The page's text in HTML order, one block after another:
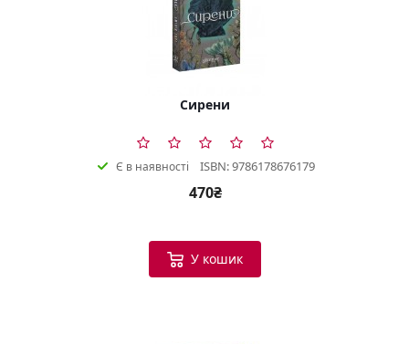
Сирени
Є в наявності ISBN: 9786178676179
470₴
У кошик